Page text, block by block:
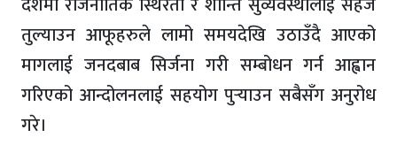
तुल्याउन आफूहरुले लामो समयदेखि उठाउँदै आएको
मागलाई जनदबाब सिर्जना गरी सम्बोधन गर्न आह्वान
गरिएको आन्दोलनलाई सहयोग पुर्‍याउन सबैसँग अनुरोध
गरे।